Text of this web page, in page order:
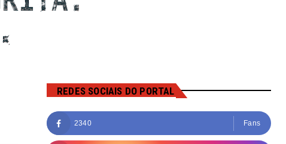
REDES SOCIAIS DO PORTAL
2340 Fans